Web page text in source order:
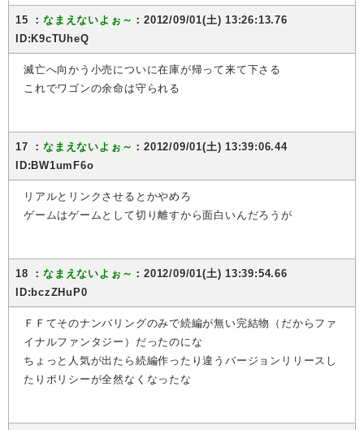
15 ：なまえないよぉ～ ：2012/09/01(土) 13:26:13.76
ID:K9cTUheQ
滅亡へ向かう小売についに在庫が帰って来て下さる
これでワゴンの余命は守られる
17 ：なまえないよぉ～ ：2012/09/01(土) 13:39:06.44
ID:BW1umF6o
リアルとリンクさせるとかやめろ
ゲームはゲームとして切り離すから面白いんだろうが
18 ：なまえないよぉ～ ：2012/09/01(土) 13:39:54.66
ID:bczZHuP0
ＦＦてそのナンバリングのみで続編が無い完結物（だからファ
イナルファンタジー）だったのにな
ちょっと人気が出たら続編作ったり違うバージョンリリースし
たりポリシーが全然なくなったな